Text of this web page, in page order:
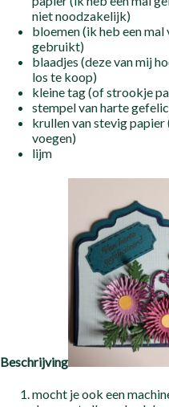
niet noodzakelijk)
bloemen (ik heb een mal
gebruikt)
blaadjes (deze van mij
los te koop)
kleine tag (of strookje
stempel van harte
krullen van stevig
voegen)
lijm
Beschrijving
mocht je ook een